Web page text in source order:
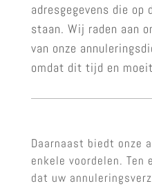
adresgegevens die op
staan. Wij raden aan
van onze
omdat dit tijd en
Daarnaast biedt onze
enkele voordelen. Ten
dat uw